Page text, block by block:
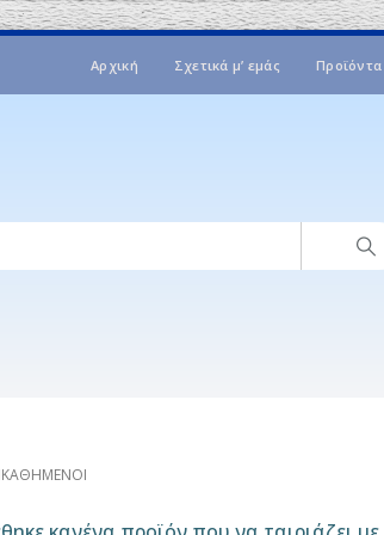
Αρχική Σχετικά μ’ εμάς Προϊόντα